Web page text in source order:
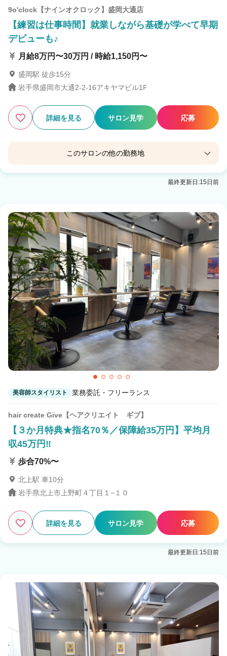
9o'clock【ナインオクロック】盛岡大通店
【練習は仕事時間】就業しながら基礎が学べて早期
デビューも♪
月給8万円〜30万円 / 時給1,150円〜
盛岡駅 徒歩15分
岩手県盛岡市大通2-2-16アキヤマビル1F
詳細を見る サロン見学 応募
このサロンの他の勤務地
9o'clock【ナインオクロック】青山店
前潟駅 徒歩1分
9o'clock【ナインオクロック】津志田店
岩手飯岡駅 徒歩20分
最終更新日:15日前
美容師スタイリスト 業務委託・フリーランス
hair create Give【ヘアクリエイト ギブ】
【３か月特典★指名70％／保障給35万円】平均月
収45万円‼
歩合70%〜
北上駅 車10分
岩手県北上市上野町４丁目１−１０
詳細を見る サロン見学 応募
最終更新日:15日前